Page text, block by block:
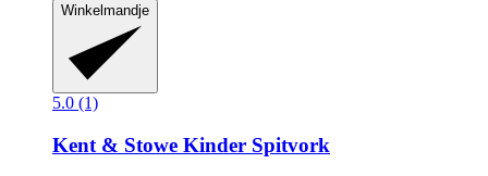
Winkelmandje
5.0 (1)
Kent & Stowe Kinder Spitvork